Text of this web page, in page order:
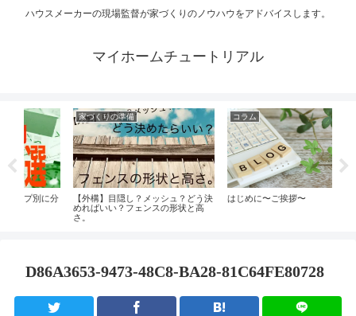
ハウスメーカーの現場監督が家づくりのノウハウをアドバイスします。
マイホームチュートリアル
家づくりの準備
【外構】目隠し？メッシュ？どう決
めればいい？フェンスの形状と高
コラム
はじめに〜ご挨拶〜
D86A3653-9473-48C8-BA28-81C64FE80728